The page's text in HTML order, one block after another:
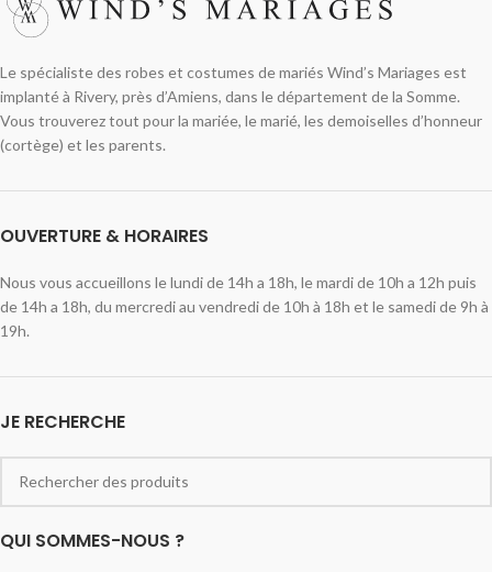
Le spécialiste des robes et costumes de mariés Wind’s Mariages est
implanté à Rivery, près d’Amiens, dans le département de la Somme.
Vous trouverez tout pour la mariée, le marié, les demoiselles d’honneur
(cortège) et les parents.
OUVERTURE & HORAIRES
Nous vous accueillons le lundi de 14h a 18h, le mardi de 10h a 12h puis
de 14h a 18h, du mercredi au vendredi de 10h à 18h et le samedi de 9h à
19h.
JE RECHERCHE
QUI SOMMES-NOUS ?